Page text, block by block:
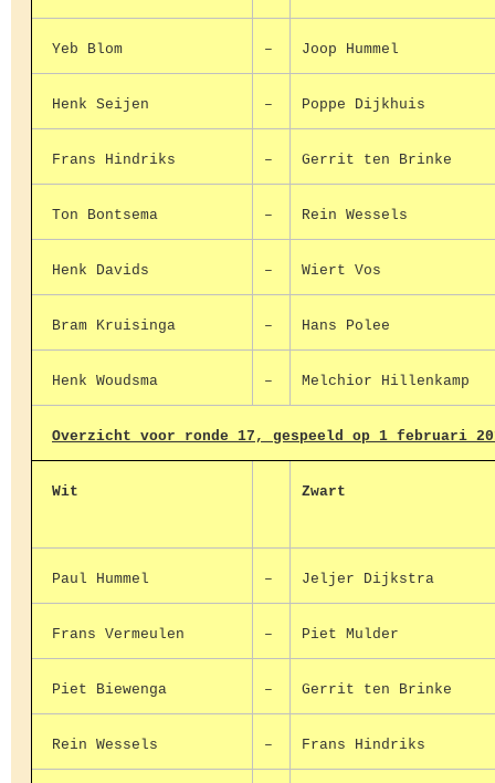
Yeb Blom – Joop Hummel
Henk Seijen – Poppe Dijkhuis
Frans Hindriks – Gerrit ten Brinke
Ton Bontsema – Rein Wessels
Henk Davids – Wiert Vos
Bram Kruisinga – Hans Polee
Henk Woudsma – Melchior Hillenkamp
Overzicht voor ronde 17, gespeeld op 1 februari
Wit Zwart
Paul Hummel – Jeljer Dijkstra
Frans Vermeulen – Piet Mulder
Piet Biewenga – Gerrit ten Brinke
Rein Wessels – Frans Hindriks